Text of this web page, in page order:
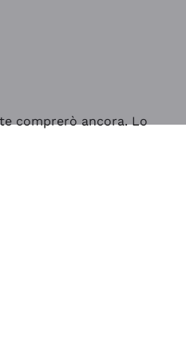
comprerò ancora. Lo